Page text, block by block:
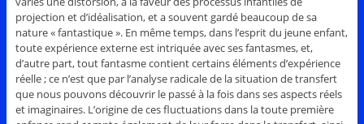
projection et d’idéalisation, et a souvent gardé beaucoup de sa
nature « fantastique ». En même temps, dans l’esprit du jeune enfant,
toute expérience externe est intriquée avec ses fantasmes, et,
d’autre part, tout fantasme contient certains éléments d’expérience
réelle ; ce n’est que par l’analyse radicale de la situation de transfert
que nous pouvons découvrir le passé à la fois dans ses aspects réels
et imaginaires. L’origine de ces fluctuations dans la toute première